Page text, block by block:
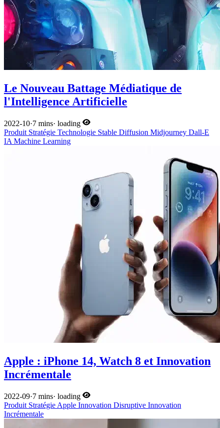
Le Nouveau Battage Médiatique de
l'Intelligence Artificielle
2022-10·7 mins· loading
Produit Stratégie Technologie Stable Diffusion Midjourney Dall-E
IA Machine Learning
Apple : iPhone 14, Watch 8 et Innovation
Incrémentale
2022-09·7 mins· loading
Produit Stratégie Apple Innovation Disruptive Innovation
Incrémentale